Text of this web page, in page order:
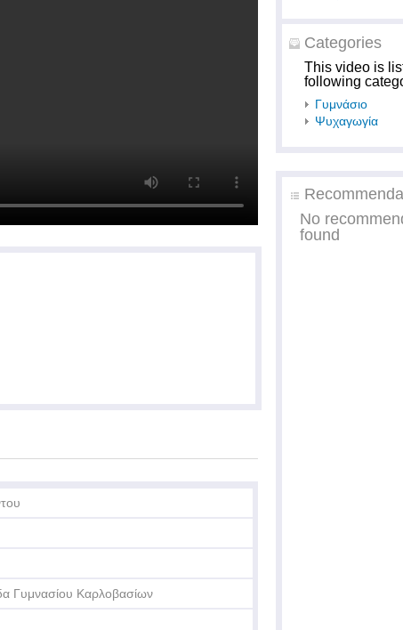
Categories
This video is
following
Γυμνάσιο
Ψυχαγωγία
No
found
Γυμνασίου Καρλοβασίων